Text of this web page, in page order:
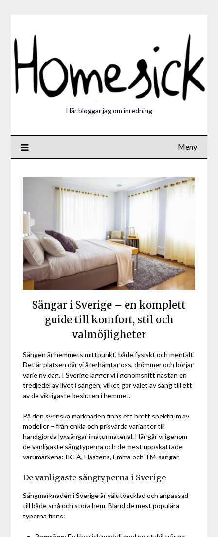
Här bloggar jag om inredning
Meny
Sängar i Sverige – en komplett
guide till komfort, stil och
valmöjligheter
Sängen är hemmets mittpunkt, både fysiskt och mentalt.
Det är platsen där vi återhämtar oss, drömmer och börjar
varje ny dag. I Sverige lägger vi i genomsnitt nästan en
tredjedel av livet i sängen, vilket gör valet av säng till ett
av de viktigaste besluten i hemmet.
På den svenska marknaden finns ett brett spektrum av
modeller – från enkla och prisvärda varianter till
handgjorda lyxsängar i naturmaterial. Här går vi igenom
de vanligaste sängtyperna och de mest uppskattade
varumärkena: IKEA, Hästens, Emma och TM-sängar.
De vanligaste sängtyperna i Sverige
Sängmarknaden i Sverige är välutvecklad och anpassad
till både små och stora hem. Bland de mest populära
typerna finns: